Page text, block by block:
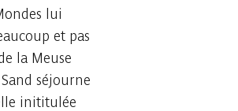
lui
et pas
la Meuse
séjourne
inititulée